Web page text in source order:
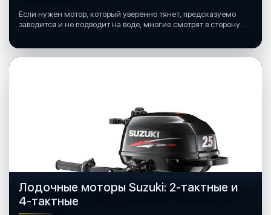
Если нужен мотор, который уверенно тянет, предсказуемо
заводится и не подводит на воде, многие смотрят в сторону
Лодочные моторы Suzuki: 2-тактные и
4-тактные